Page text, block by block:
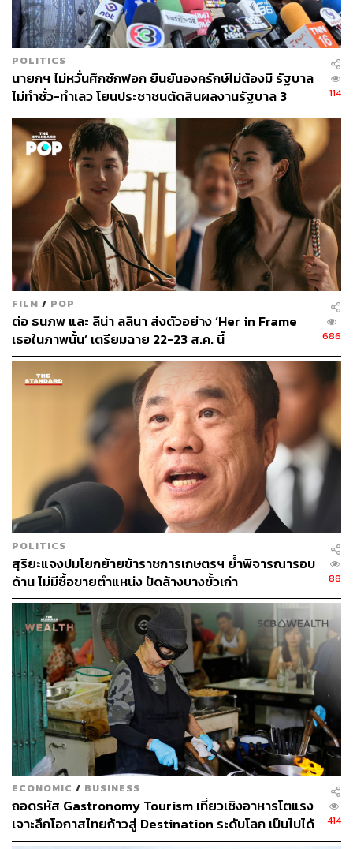
– ภาคเหนือ 2 แห่ง ได้แก่ เขื่อนสิริกิติ์ จังหวัดอุตรดิตถ์ และ
เขื่อนภูมิพล จังหวัดตาก
– ภาคใต้ 2 แห่ง ได้แก่ โรงไฟฟ้ากระบี่ จังหวัดกระบี่ และ
เขื่อนรัชชประภา จังหวัดสุราษฎร์ธานี
– ภาคตะวันออกเฉียงเหนือ 3 แห่ง ได้แก่ เขื่อนอุบลรัตน์
จังหวัดขอนแก่น โรงไฟฟ้าลำตะคองชลภาวัฒนา จังหวัด
นครราชสีมา และเขื่อนจุฬาภรณ์ จังหวัดชัยภูมิ- ภาคตะวัน
ตก 2 แห่ง ได้แก่ เขื่อนวชิราลงกรณ และเขื่อนศรีนครินทร์
จังหวัดกาญจนบุรี
TAGS: การท่องเที่ยว
การท่องเที่ยวเชิงสุขภาพ
ประยุทธ์ จันทร์โอชา
การไฟฟ้าฝ่ายผลิตแห่งประเทศไทย (กฟผ.)
58
ABOUT THE AUTHOR
THE STANDARD TEAM
กองบรรณาธิการ THE STANDARD
POLITICS
นายกฯ ไม่หวั่นศึกซักฟอก ยืนยันองครักษ์ไม่ต้องมี รัฐบาล
ไม่ทำชั่ว-ทำเลว โยนประชาชนตัดสินผลงานรัฐบาล 3
เดือน
114
FILM / POP
ต่อ ธนภพ และ ลีน่า ลลินา ส่งตัวอย่าง ‘Her in Frame
เธอในภาพนั้น’ เตรียมฉาย 22-23 ส.ค. นี้
686
POLITICS
สุริยะแจงปมโยกย้ายข้าราชการเกษตรฯ ย้ำพิจารณารอบ
ด้าน ไม่มีซื้อขายตำแหน่ง ปัดล้างบางขั้วเก่า
88
ECONOMIC / BUSINESS
ถอดรหัส Gastronomy Tourism เที่ยวเชิงอาหารโตแรง
เจาะลึกโอกาสไทยก้าวสู่ Destination ระดับโลก เป็นไปได้
แค่ไหน
414